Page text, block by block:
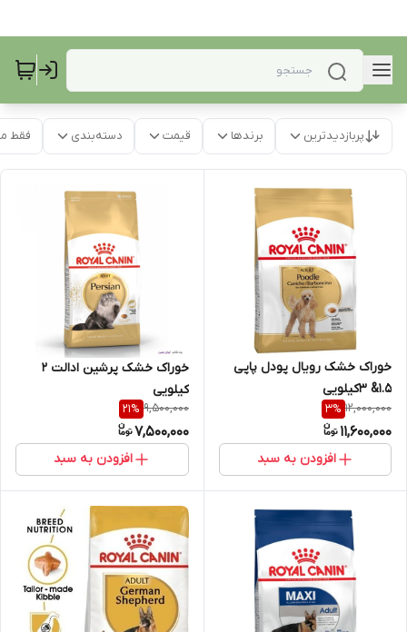
پربازدیدترین برندها قیمت دسته‌بندی فقط
خوراک خشک رویال پودل پاپی
1.5& 3کیلویی
12,000,000
3%
11,600,000
افزودن به سبد
خوراک خشک پرشین ادالت 2
کیلویی
9,500,000
21%
7,500,000
افزودن به سبد